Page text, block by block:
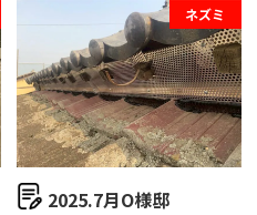
ネズミ
2025.7月O様邸